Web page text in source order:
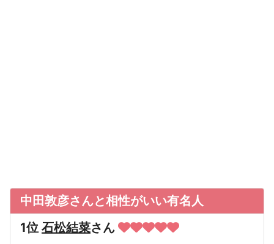
中田敦彦さんと相性がいい有名人
1位 石松結菜さん